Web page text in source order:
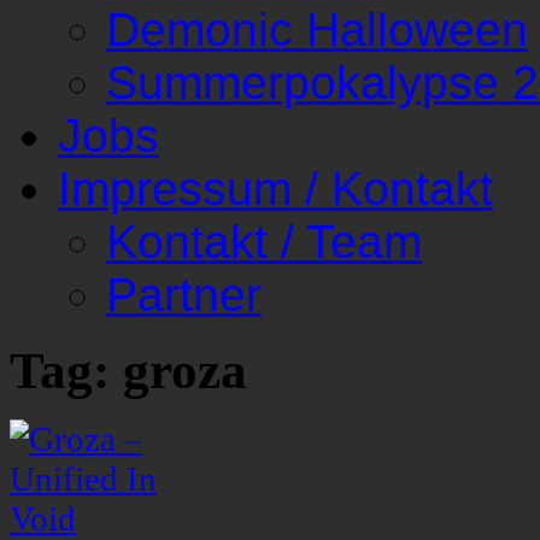
Demonic Halloween
Summerpokalypse
Jobs
Impressum / Kontakt
Kontakt / Team
Partner
Tag: groza